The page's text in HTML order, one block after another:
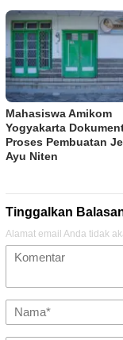
Mahasiswa Amikom
Yogyakarta
Proses Pembuatan
Ayu Niten
Tinggalkan
Alamat email Anda tidak